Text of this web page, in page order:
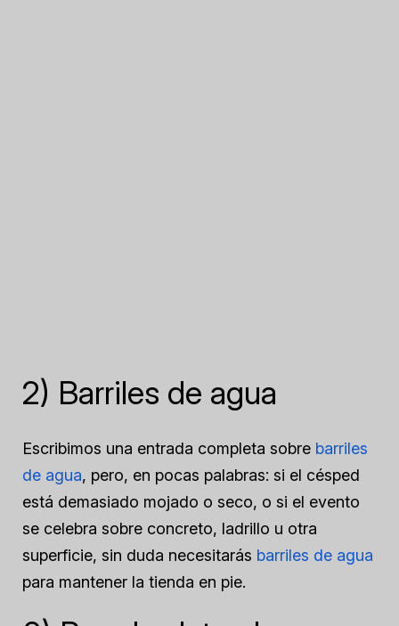
2) Barriles de agua
Escribimos una entrada completa sobre barriles
de agua, pero, en pocas palabras: si el césped
está demasiado mojado o seco, o si el evento
se celebra sobre concreto, ladrillo u otra
superficie, sin duda necesitarás barriles de agua
para mantener la tienda en pie.